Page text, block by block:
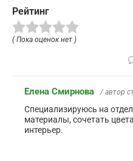
Рейтинг
( Пока оценок нет )
Елена Смирнова / автор
Специализируюсь на
материалы, сочетать
интерьер.